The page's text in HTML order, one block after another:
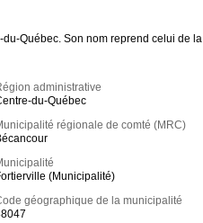
Québec. Son nom reprend celui de la
administrative
du-Québec
régionale de comté (MRC)
(Municipalité)
géographique de la municipalité